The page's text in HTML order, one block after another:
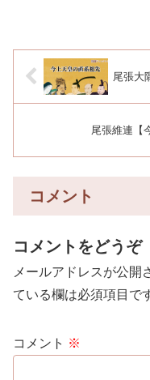
尾張大
尾張維連【
コメント
コメントをどうぞ
メールアドレスが公開
ている欄は必須項目で
コメント ※